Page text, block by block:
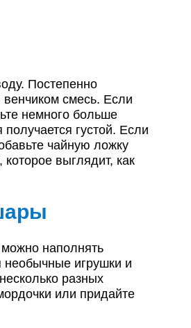
Постепенно
смесь. Если
немного больше
густой. Если
чайную ложку
выглядит, как
наполнять
необычные игрушки и
разных
или придайте